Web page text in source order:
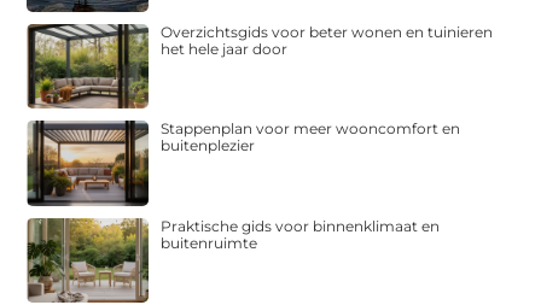
Overzichtsgids voor beter wonen en tuinieren
het hele jaar door
Stappenplan voor meer wooncomfort en
buitenplezier
Praktische gids voor binnenklimaat en
buitenruimte